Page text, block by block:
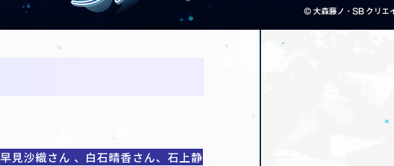
早見沙織さん 、白石晴香さん、石上静